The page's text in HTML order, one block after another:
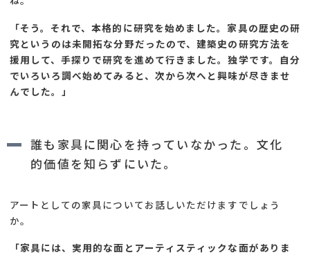
「そう。それで、本格的に研究を始めました。家具の歴史の研
究というのは未開拓な分野だったので、建築史の研究方法を
援用して、手探りで研究を進めて行きました。独学です。自分
でいろいろ調べ始めてみると、次から次へと興味が尽きませ
んでした。」
誰も家具に関心を持っていなかった。文化
的価値を知らずにいた。
アートとしての家具についてお話しいただけますでしょう
か。
「家具には、実用的な面とアーティスティックな面がありま